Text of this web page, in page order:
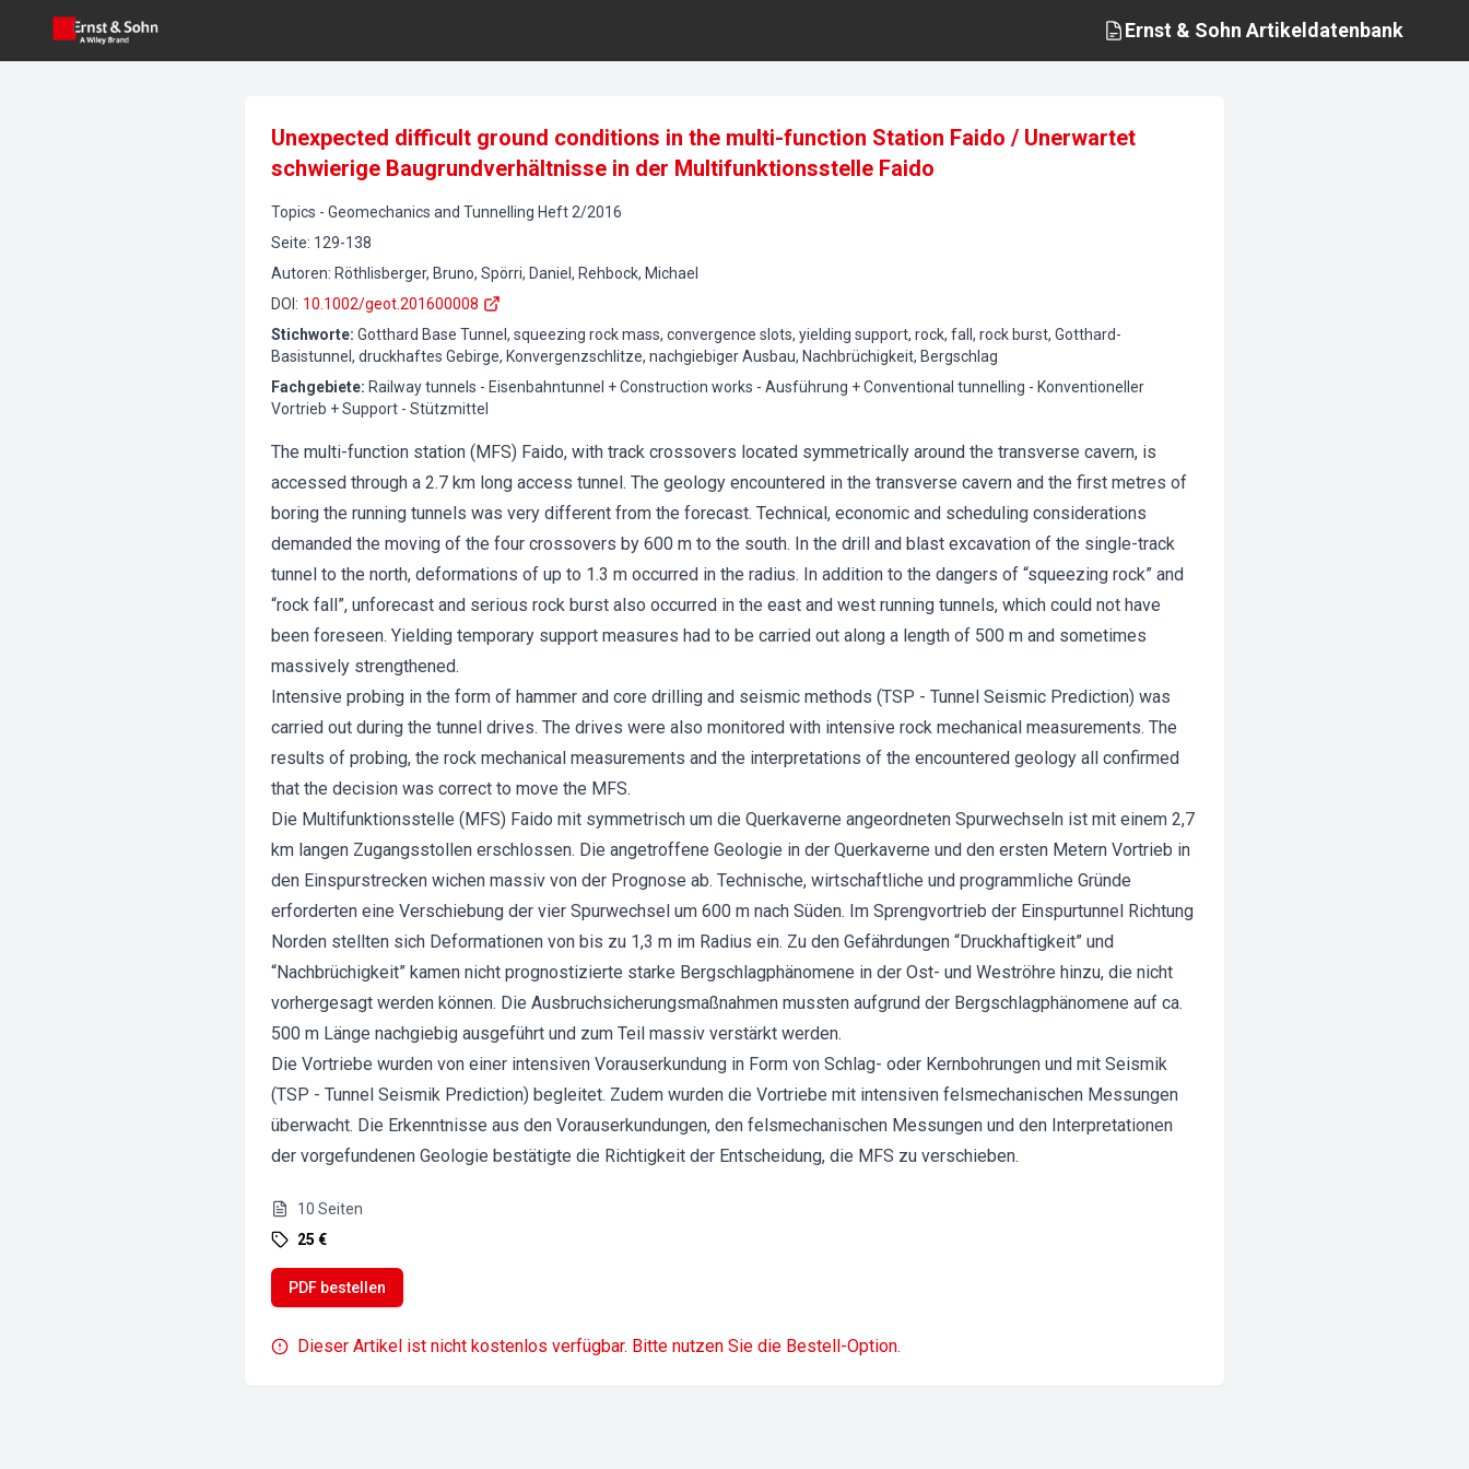
Ernst & Sohn Artikeldatenbank
Unexpected difficult ground conditions in the multi-function Station Faido / Unerwartet
schwierige Baugrundverhältnisse in der Multifunktionsstelle Faido
Topics - Geomechanics and Tunnelling Heft 2/2016
Seite: 129-138
Autoren: Röthlisberger, Bruno, Spörri, Daniel, Rehbock, Michael
DOI : 10.1002/geot.201600008
Stichworte: Gotthard Base Tunnel, squeezing rock mass, convergence slots, yielding support, rock, fall, rock burst, Gotthard-
Basistunnel, druckhaftes Gebirge, Konvergenzschlitze, nachgiebiger Ausbau, Nachbrüchigkeit, Bergschlag
Fachgebiete: Railway tunnels - Eisenbahntunnel + Construction works - Ausführung + Conventional tunnelling - Konventioneller
Vortrieb + Support - Stützmittel
The multi-function station (MFS) Faido, with track crossovers located symmetrically around the transverse cavern, is
accessed through a 2.7 km long access tunnel. The geology encountered in the transverse cavern and the first metres of
boring the running tunnels was very different from the forecast. Technical, economic and scheduling considerations
demanded the moving of the four crossovers by 600 m to the south. In the drill and blast excavation of the single-track
tunnel to the north, deformations of up to 1.3 m occurred in the radius. In addition to the dangers of “squeezing rock” and
“rock fall”, unforecast and serious rock burst also occurred in the east and west running tunnels, which could not have
been foreseen. Yielding temporary support measures had to be carried out along a length of 500 m and sometimes
massively strengthened.
Intensive probing in the form of hammer and core drilling and seismic methods (TSP - Tunnel Seismic Prediction) was
carried out during the tunnel drives. The drives were also monitored with intensive rock mechanical measurements. The
results of probing, the rock mechanical measurements and the interpretations of the encountered geology all confirmed
that the decision was correct to move the MFS.
Die Multifunktionsstelle (MFS) Faido mit symmetrisch um die Querkaverne angeordneten Spurwechseln ist mit einem 2,7
km langen Zugangsstollen erschlossen. Die angetroffene Geologie in der Querkaverne und den ersten Metern Vortrieb in
den Einspurstrecken wichen massiv von der Prognose ab. Technische, wirtschaftliche und programmliche Gründe
erforderten eine Verschiebung der vier Spurwechsel um 600 m nach Süden. Im Sprengvortrieb der Einspurtunnel Richtung
Norden stellten sich Deformationen von bis zu 1,3 m im Radius ein. Zu den Gefährdungen “Druckhaftigkeit” und
“Nachbrüchigkeit” kamen nicht prognostizierte starke Bergschlagphänomene in der Ost- und Weströhre hinzu, die nicht
vorhergesagt werden können. Die Ausbruchsicherungsmaßnahmen mussten aufgrund der Bergschlagphänomene auf ca.
500 m Länge nachgiebig ausgeführt und zum Teil massiv verstärkt werden.
Die Vortriebe wurden von einer intensiven Vorauserkundung in Form von Schlag- oder Kernbohrungen und mit Seismik
(TSP - Tunnel Seismik Prediction) begleitet. Zudem wurden die Vortriebe mit intensiven felsmechanischen Messungen
überwacht. Die Erkenntnisse aus den Vorauserkundungen, den felsmechanischen Messungen und den Interpretationen
der vorgefundenen Geologie bestätigte die Richtigkeit der Entscheidung, die MFS zu verschieben.
10 Seiten
25 €
PDF bestellen
Dieser Artikel ist nicht kostenlos verfügbar. Bitte nutzen Sie die Bestell-Option.